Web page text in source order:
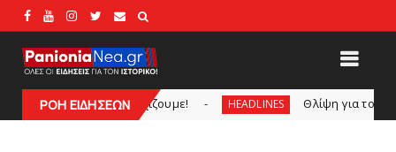
ΡΟΗ ΕΙΔΗΣΕΩΝ
συνεχίζουμε! HEADLINES Θλίψη για τον χαμό του